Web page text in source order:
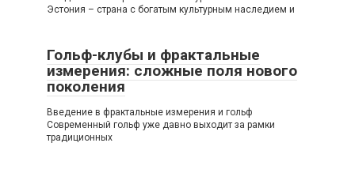
Эстония – страна с богатым культурным наследием и
Гольф-клубы и фрактальные
измерения: сложные поля нового
поколения
Введение в фрактальные измерения и гольф
Современный гольф уже давно выходит за рамки
традиционных